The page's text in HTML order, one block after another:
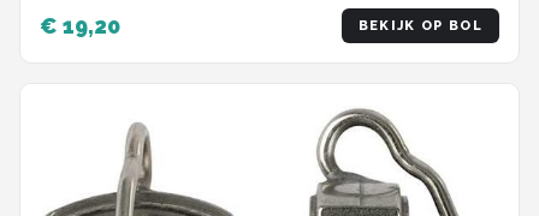
€ 19,20 BEKIJK OP BOL